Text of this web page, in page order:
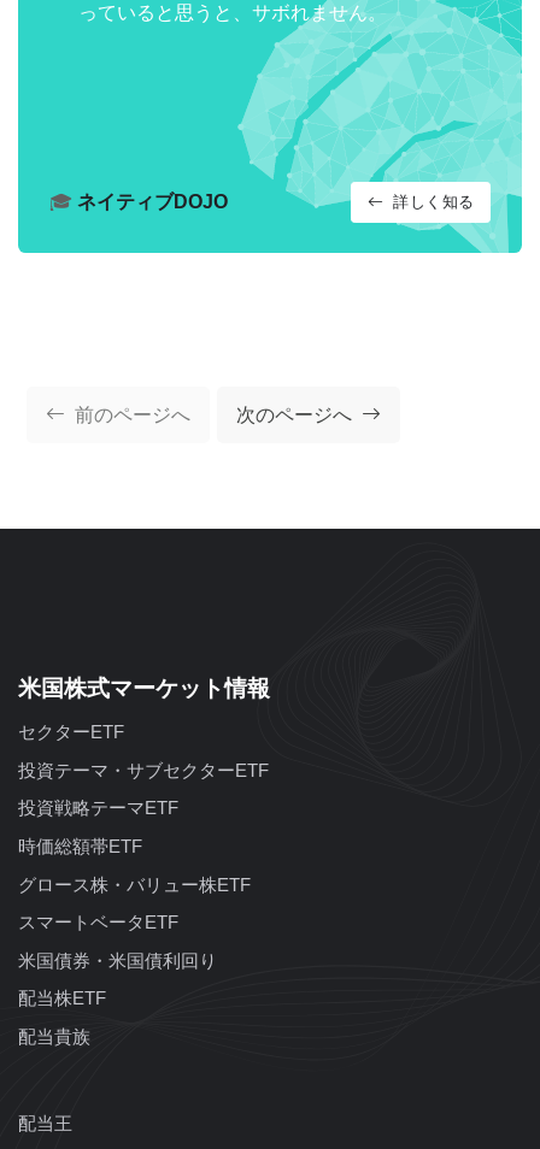
っていると思うと、サボれません。
🎓 ネイティブDOJO 詳しく知る
前のページへ 次のページへ
米国株式マーケット情報
セクターETF
投資テーマ・サブセクターETF
投資戦略テーマETF
時価総額帯ETF
グロース株・バリュー株ETF
スマートベータETF
米国債券・米国債利回り
配当株ETF
配当貴族
配当王